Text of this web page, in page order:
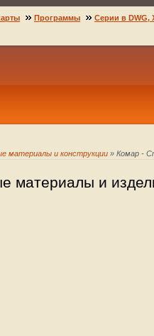
материалы и конструкции » Комар -
материалы и
Программы Серии в DWG,